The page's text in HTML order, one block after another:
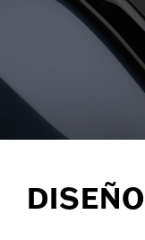
DISEÑO